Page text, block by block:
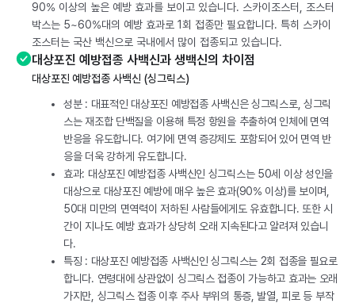
90% 이상의 높은 예방 효과를 보이고 있습니다. 스카이조스터, 조스터
박스는 5~60%대의 예방 효과로 1회 접종만 필요합니다. 특히 스카이
조스터는 국산 백신으로 국내에서 많이 접종되고 있습니다.
대상포진 예방접종 사백신과 생백신의 차이점
대상포진 예방접종 사백신 (싱그릭스)
성분 : 대표적인 대상포진 예방접종 사백신은 싱그릭스로, 싱그릭
스는 재조합 단백질을 이용해 특정 항원을 추출하여 인체에 면역
반응을 유도합니다. 여기에 면역 증강제도 포함되어 있어 면역 반
응을 더욱 강하게 유도합니다.
효과: 대상포진 예방접종 사백신인 싱그릭스는 50세 이상 성인을
대상으로 대상포진 예방에 매우 높은 효과(90% 이상)를 보이며,
50대 미만의 면역력이 저하된 사람들에게도 유효합니다. 또한 시
간이 지나도 예방 효과가 상당히 오래 지속된다고 알려져 있습니
다.
특징 : 대상포진 예방접종 사백신인 싱그릭스는 2회 접종을 필요로
합니다. 연령대에 상관없이 싱그릭스 접종이 가능하고 효과는 오래
가지만, 싱그릭스 접종 이후 주사 부위의 통증, 발열, 피로 등 부작